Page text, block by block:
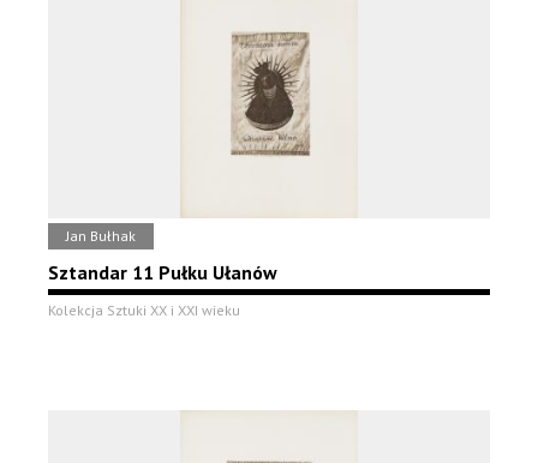
Jan Bułhak
Sztandar 11 Pułku Ułanów
Kolekcja Sztuki XX i XXI wieku